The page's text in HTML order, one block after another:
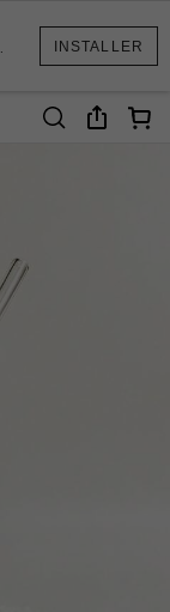
INSTALLER